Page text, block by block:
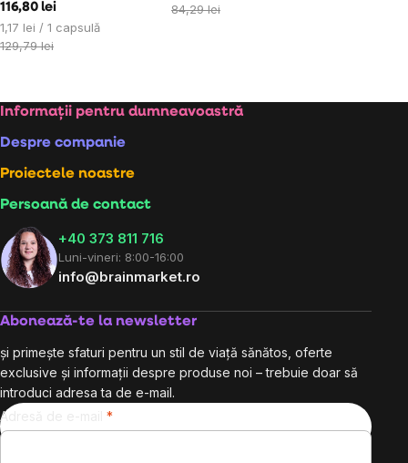
116,80 lei
Evaluare
preţ:
1,17 lei / 1 capsulă
129,79 lei
preţ:
84,29 lei
Subsol
Informații pentru dumneavoastră
Despre companie
Proiectele noastre
Persoană de contact
+40 373 811 716
Luni-vineri: 8:00-16:00
info@brainmarket.ro
Abonează-te la newsletter
și primește sfaturi pentru un stil de viață sănătos, oferte
exclusive și informații despre produse noi – trebuie doar să
introduci adresa ta de e-mail.
Adresă de e-mail